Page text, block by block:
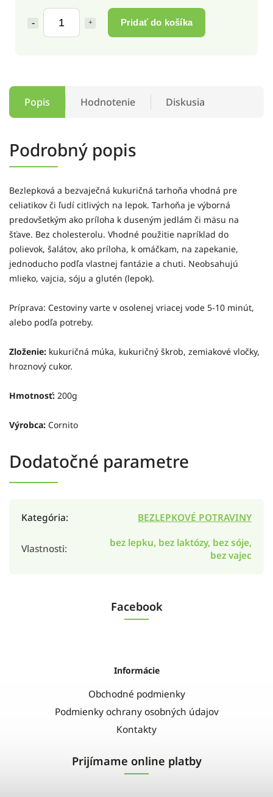
Pridať do košíka
Popis Hodnotenie Diskusia
Podrobný popis
Bezlepková a bezvaječná kukuričná tarhoňa vhodná pre
celiatikov či ľudí citlivých na lepok. Tarhoňa je výborná
predovšetkým ako príloha k duseným jedlám či mäsu na
šťave. Bez cholesterolu. Vhodné použitie napríklad do
polievok, šalátov, ako príloha, k omáčkam, na zapekanie,
jednoducho podľa vlastnej fantázie a chuti. Neobsahujú
mlieko, vajcia, sóju a glutén (lepok).
Príprava: Cestoviny varte v osolenej vriacej vode 5-10 minút,
alebo podľa potreby.
Zloženie: kukuričná múka, kukuričný škrob, zemiakové vločky,
hroznový cukor.
Hmotnosť: 200g
Výrobca: Cornito
Dodatočné parametre
Kategória: BEZLEPKOVÉ POTRAVINY
Vlastnosti:
bez lepku, bez laktózy, bez sóje,
bez vajec
Facebook
Informácie
Obchodné podmienky
Podmienky ochrany osobných údajov
Kontakty
Prijímame online platby